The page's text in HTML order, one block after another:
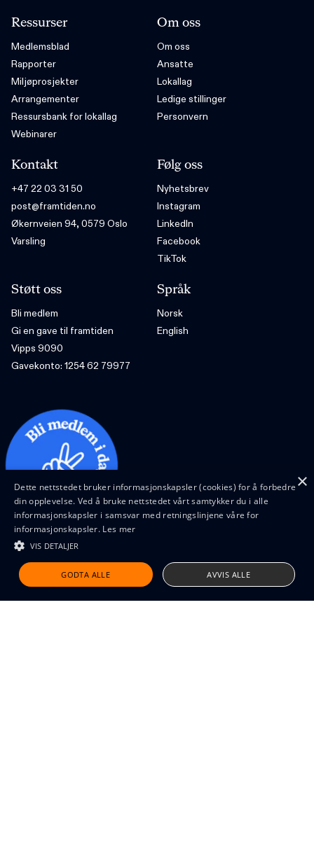
Ressurser
Medlemsblad
Rapporter
Miljøprosjekter
Arrangementer
Ressursbank for lokallag
Webinarer
Om oss
Om oss
Ansatte
Lokallag
Ledige stillinger
Personvern
Kontakt
+47 22 03 31 50
post@framtiden.no
Økernveien 94, 0579 Oslo
Varsling
Følg oss
Nyhetsbrev
Instagram
LinkedIn
Facebook
TikTok
Støtt oss
Bli medlem
Gi en gave til framtiden
Vipps 9090
Gavekonto: 1254 62 79977
Språk
Norsk
English
Design and code by Feed
×
Dette nettstedet bruker informasjonskapsler (cookies) for å forbedre
din opplevelse. Ved å bruke nettstedet vårt samtykker du i alle
informasjonskapsler i samsvar med retningslinjene våre for
informasjonskapsler. Les mer
VIS DETALJER
GODTA ALLE AVVIS ALLE